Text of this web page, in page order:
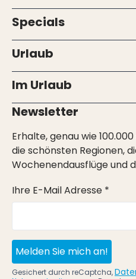
Specials
Urlaub
Im Urlaub
Newsletter
Erhalte, genau wie
die schönsten Regionen,
Wochenendausflüge und
Ihre E-Mail Adresse *
Melden Sie mich an!
Gesichert durch reCaptcha,